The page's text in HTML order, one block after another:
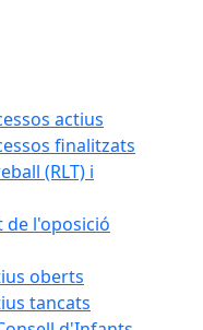
actius
finalitzats
(RLT) i
de l'oposició
oberts
tancats